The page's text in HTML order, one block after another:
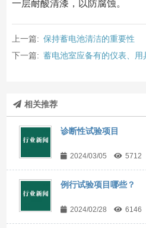
一层耐酸清漆，以防腐蚀。
上一篇: 保持蓄电池清洁的重要性
下一篇: 蓄电池室应备有的仪表、用
相关推荐
诊断性试验项目
2024/03/05 5712
例行试验项目哪些？
2024/02/28 6146